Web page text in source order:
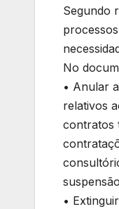
Segundo
No
• Anular
relativos
contratos
•